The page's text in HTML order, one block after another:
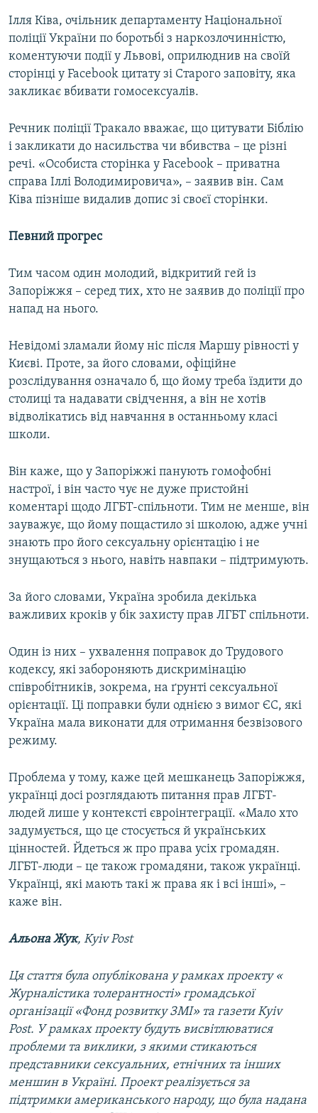
Ілля Ківа, очільник департаменту Національної
поліції України по боротьбі з наркозлочинністю,
коментуючи події у Львові, оприлюднив на своїй
сторінці у Facebook цитату зі Старого заповіту, яка
закликає вбивати гомосексуалів.
Речник поліції Тракало вважає, що цитувати Біблію
і закликати до насильства чи вбивства – це різні
речі. «Особиста сторінка у Facebook – приватна
справа Іллі Володимировича», – заявив він. Сам
Ківа пізніше видалив допис зі своєї сторінки.
Певний прогрес
Тим часом один молодий, відкритий гей із
Запоріжжя – серед тих, хто не заявив до поліції про
напад на нього.
Невідомі зламали йому ніс після Маршу рівності у
Києві. Проте, за його словами, офіційне
розслідування означало б, що йому треба їздити до
столиці та надавати свідчення, а він не хотів
відволікатись від навчання в останньому класі
школи.
Він каже, що у Запоріжжі панують гомофобні
настрої, і він часто чує не дуже пристойні
коментарі щодо ЛГБТ-спільноти. Тим не менше, він
зауважує, що йому пощастило зі школою, адже учні
знають про його сексуальну орієнтацію і не
знущаються з нього, навіть навпаки – підтримують.
За його словами, Україна зробила декілька
важливих кроків у бік захисту прав ЛГБТ спільноти.
Один із них – ухвалення поправок до Трудового
кодексу, які забороняють дискримінацію
співробітників, зокрема, на ґрунті сексуальної
орієнтації. Ці поправки були однією з вимог ЄС, які
Україна мала виконати для отримання безвізового
режиму.
Проблема у тому, каже цей мешканець Запоріжжя,
українці досі розглядають питання прав ЛГБТ-
людей лише у контексті євроінтеграції. «Мало хто
задумується, що це стосується й українських
цінностей. Йдеться ж про права усіх громадян.
ЛГБТ-люди – це також громадяни, також українці.
Українці, які мають такі ж права як і всі інші», –
каже він.
Альона Жук, Kyiv Post
Ця стаття була опублікована у рамках проекту «​
Журналістика толерантності»​ громадської
організації «​Фонд розвитку ЗМІ»​ та газети Kyiv
Post. У рамках проекту будуть висвітлюватися
проблеми та виклики, з якими стикаються
представники сексуальних, етнічних та інших
меншин в Україні. Проект реалізується за
підтримки американського народу, що була надана